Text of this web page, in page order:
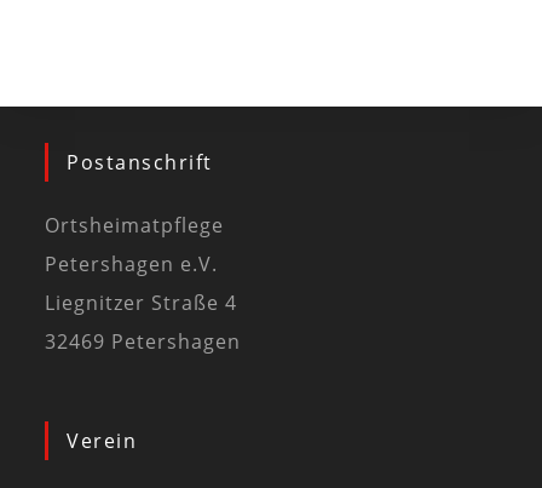
Postanschrift
Ortsheimatpflege
Petershagen e.V.
Liegnitzer Straße 4
32469 Petershagen
Verein